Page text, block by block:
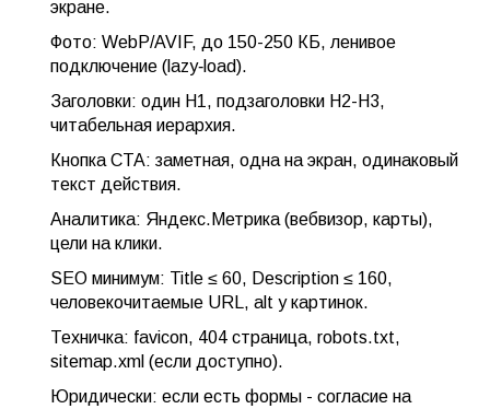
экране.
Фото: WebP/AVIF, до 150-250 КБ, ленивое
подключение (lazy‑load).
Заголовки: один H1, подзаголовки H2-H3,
читабельная иерархия.
Кнопка CTA: заметная, одна на экран, одинаковый
текст действия.
Аналитика: Яндекс.Метрика (вебвизор, карты),
цели на клики.
SEO минимум: Title ≤ 60, Description ≤ 160,
человекочитаемые URL, alt у картинок.
Техничка: favicon, 404 страница, robots.txt,
sitemap.xml (если доступно).
Юридически: если есть формы - согласие на